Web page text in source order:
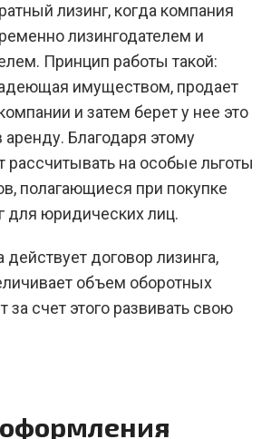
лизинг, когда компания
лизингодателем и
Принцип работы такой:
имуществом, продает
и затем берет у нее это
Благодаря этому
на особые льготы
полагающиеся при покупке
для юридических лиц.
действует договор лизинга,
объем оборотных
счет этого развивать свою